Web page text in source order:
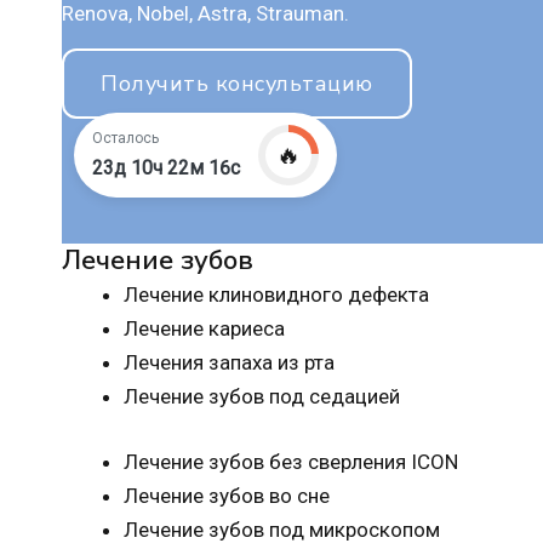
Renova, Nobel, Astra, Strauman.
Получить консультацию
Осталось
23д 10ч 22м 15с 🔥
Лечение зубов
Лечение клиновидного дефекта
Лечение кариеса
Лечения запаха из рта
Лечение зубов под седацией
Лечение зубов без сверления ICON
Лечение зубов во сне
Лечение зубов под микроскопом